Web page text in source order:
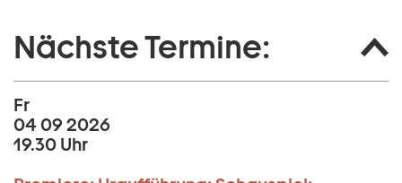
Nächste Termine:
Fr
04 09 2026
19.30 Uhr